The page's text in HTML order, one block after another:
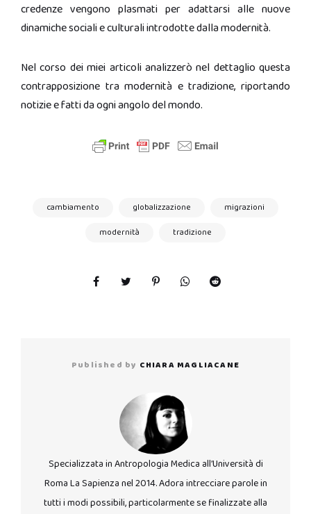
credenze vengono plasmati per adattarsi alle nuove
dinamiche sociali e culturali introdotte dalla modernità.
Nel corso dei miei articoli analizzerò nel dettaglio questa
contrapposizione tra modernità e tradizione, riportando
notizie e fatti da ogni angolo del mondo.
cambiamento globalizzazione
migrazioni
modernità
tradizione
Published by CHIARA MAGLIACANE
Specializzata in Antropologia Medica all’Università di
Roma La Sapienza nel 2014. Adora intrecciare parole in
tutti i modi possibili, particolarmente se finalizzate alla